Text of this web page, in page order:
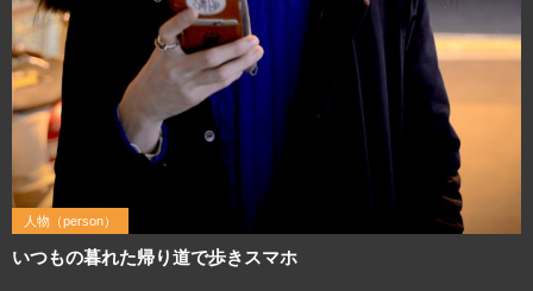
人物（person）
いつもの暮れた帰り道で歩きスマホ